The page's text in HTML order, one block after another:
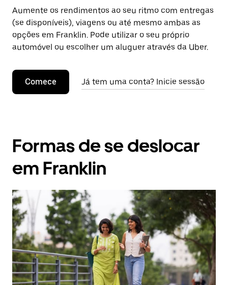
Aumente os rendimentos ao seu ritmo com entregas
(se disponíveis), viagens ou até mesmo ambas as
opções em Franklin. Pode utilizar o seu próprio
automóvel ou escolher um aluguer através da Uber.
Comece Já tem uma conta? Inicie sessão
Formas de se deslocar
em Franklin